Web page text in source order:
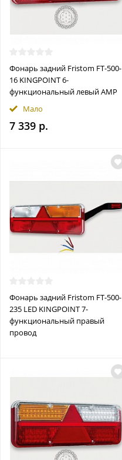
Фонарь задний Fristom FT-500-
16 KINGPOINT 6-
функциональный левый AMP
Мало
7 339 р.
Фонарь задний Fristom FT-500-
235 LED KINGPOINT 7-
функциональный правый
провод